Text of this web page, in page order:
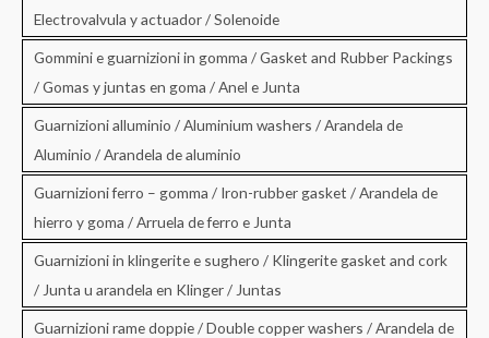
Electrovalvula y actuador / Solenoide
Gommini e guarnizioni in gomma / Gasket and Rubber Packings
/ Gomas y juntas en goma / Anel e Junta
Guarnizioni alluminio / Aluminium washers / Arandela de
Aluminio / Arandela de aluminio
Guarnizioni ferro – gomma / Iron-rubber gasket / Arandela de
hierro y goma / Arruela de ferro e Junta
Guarnizioni in klingerite e sughero / Klingerite gasket and cork
/ Junta u arandela en Klinger / Juntas
Guarnizioni rame doppie / Double copper washers / Arandela de